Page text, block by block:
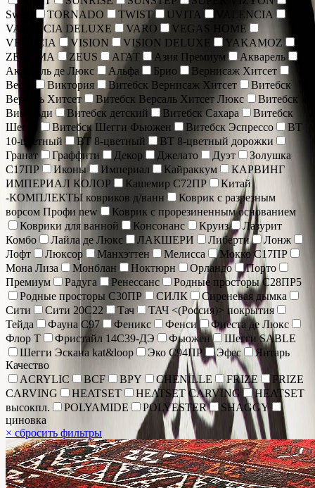
Sweet
TORNADO TWIST UVITA
VALENCIA
VALENCIA DELUXE
VARO
VEGAS HOME
VENECIA
VISION VISION DELUXE
YAKAMOZ
ZEUGMA
ZEUS АГАТ Азия Премиум
Акварель
Акварель де Люкс
Альфа Брио
Вернисаж Хитсет
Веста
Виктория Витебск Вернисаж Хитсет
Витебск
Версаль Хитсет
Витебск Версаль Хитсет Люкс
Витебск
Вивальди
Витебск детский Витебск Сахара
Витебск
Шегги
Витебск Шегги Фьюжен Витебск Эспрессо
ВТ
10-цветный
ВТ 8-цветный
ВТ 8-цветный дорожки
Гранат
Граффити Декор Джелато Дуэт
Золушка
С17ПР
Иконы Империал Кайраккум
КАРВИНГ
ИМПЕРИАЛ КОЛОР
Кашемир С72ПР
Китай
-КОМПЛЕКТЫ ковриков д/ванн
Коврик c разрезным
ворсом Профи new
Коврик с прорезиненным основанием
Коврики для ванной
Консонанс Круиз
Лазурит
Комбо
Лайла де Люкс ЛАКШЕРИ Либерти
Лонж
Лофт
Люксор Манхэттен Мелисса
Мокко С17ПР
Мона Лиза
Монблан Ноктюрн Орландо
Порто
Премиум
Радуга Ренессанс
Родные просторы С28ПР5
Родные просторы С30ПР
СИЛК
Сиреневая дымка
Сити
Сити 20С22 Тач
ТАЧ <(Россия)> покрытия
Тейда
Фауна С97 Феникс Фенси
Фиеста де Люкс
Флор Т
Фристайл 14С39-ДЭ Фьюжен
Шегги SABLE
Шегги Эскана kat&loop
Эко С94ПР Эфес
Янтарь
Качество
ACRYLIC
BCF BPY CHENİLLE FRIZE
FRIZE
CARVING
HEATSET HEATSET CARVING
HEATSET
высокпл.
POLYAMIDE POLYESTER
SHAGGY
циновка
× сбросить фильтры